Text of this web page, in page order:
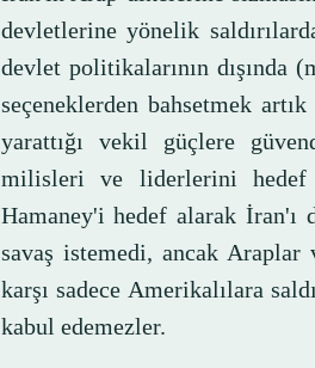
devletlerine yönelik
devlet politikalarının dışında
seçeneklerden bahsetmek
yarattığı vekil güçlere
milisleri ve liderlerini
Hamaney'i hedef alarak İran'ı
savaş istemedi, ancak
karşı sadece Amerikalılara
kabul edemezler.